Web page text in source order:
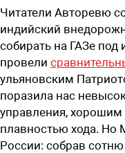
Читатели Авторевю
индийский
собирать на ГАЗе
провели
ульяновским
поразила нас
управления, хорошим
плавностью хода. Но
России: собрав